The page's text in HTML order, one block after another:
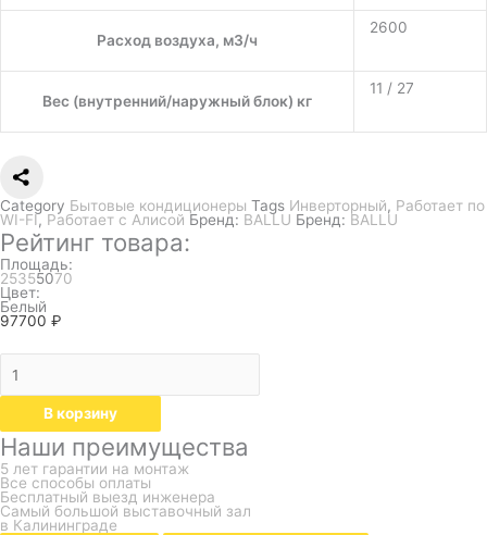
Расход воздуха, м3/ч
2600
Вес (внутренний/наружный блок) кг
11 / 27
Category Бытовые кондиционеры Tags Инверторный, Работает по
WI-FI, Работает с Алисой Бренд: BALLU Бренд: BALLU
Рейтинг товара:
Площадь:
25355070
Цвет:
Белый
97700 ₽
В корзину
Наши преимущества
5 лет гарантии на монтаж
Все способы оплаты
Бесплатный выезд инженера
Самый большой выставочный зал
в Калининграде